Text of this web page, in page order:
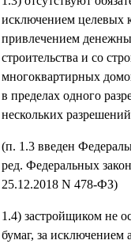
исключением целевых
привлечением
строительства и со
многоквартирных
в пределах одного
нескольких
(п. 1.3 введен
ред. Федеральных
25.12.2018 N 478-ФЗ)
1.4) застройщиком не
бумаг, за исключением